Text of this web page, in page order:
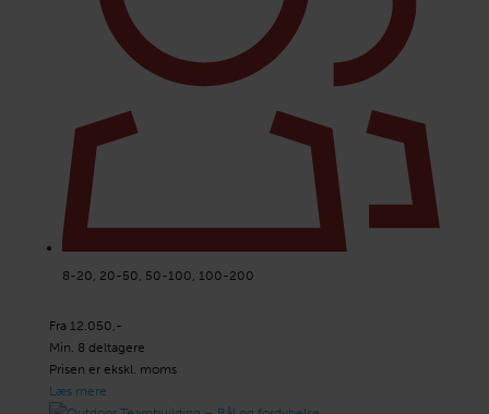
8-20, 20-50, 50-100, 100-200
Fra 12.050,-
Min. 8 deltagere
Prisen er ekskl. moms
Læs mere